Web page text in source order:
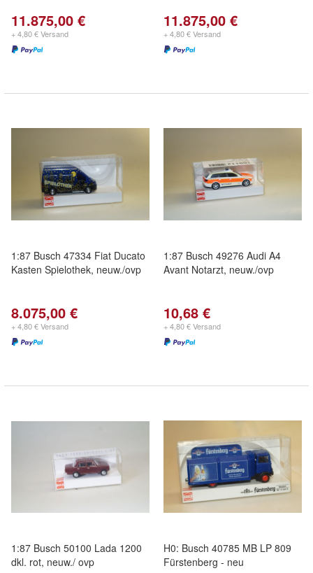
11.875,00 €
+ 4,80 € Versand
11.875,00 €
+ 4,80 € Versand
1:87 Busch 47334 Fiat Ducato
Kasten Spielothek, neuw./ovp
8.075,00 €
+ 4,80 € Versand
1:87 Busch 49276 Audi A4
Avant Notarzt, neuw./ovp
10,68 €
+ 4,80 € Versand
1:87 Busch 50100 Lada 1200
dkl. rot, neuw./ ovp
H0: Busch 40785 MB LP 809
Fürstenberg - neu